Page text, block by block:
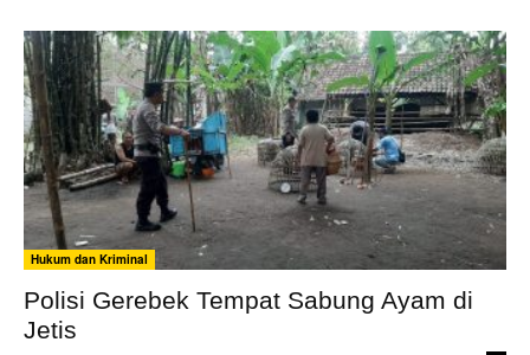
Hukum dan Kriminal
Polisi Gerebek Tempat Sabung Ayam di
Jetis